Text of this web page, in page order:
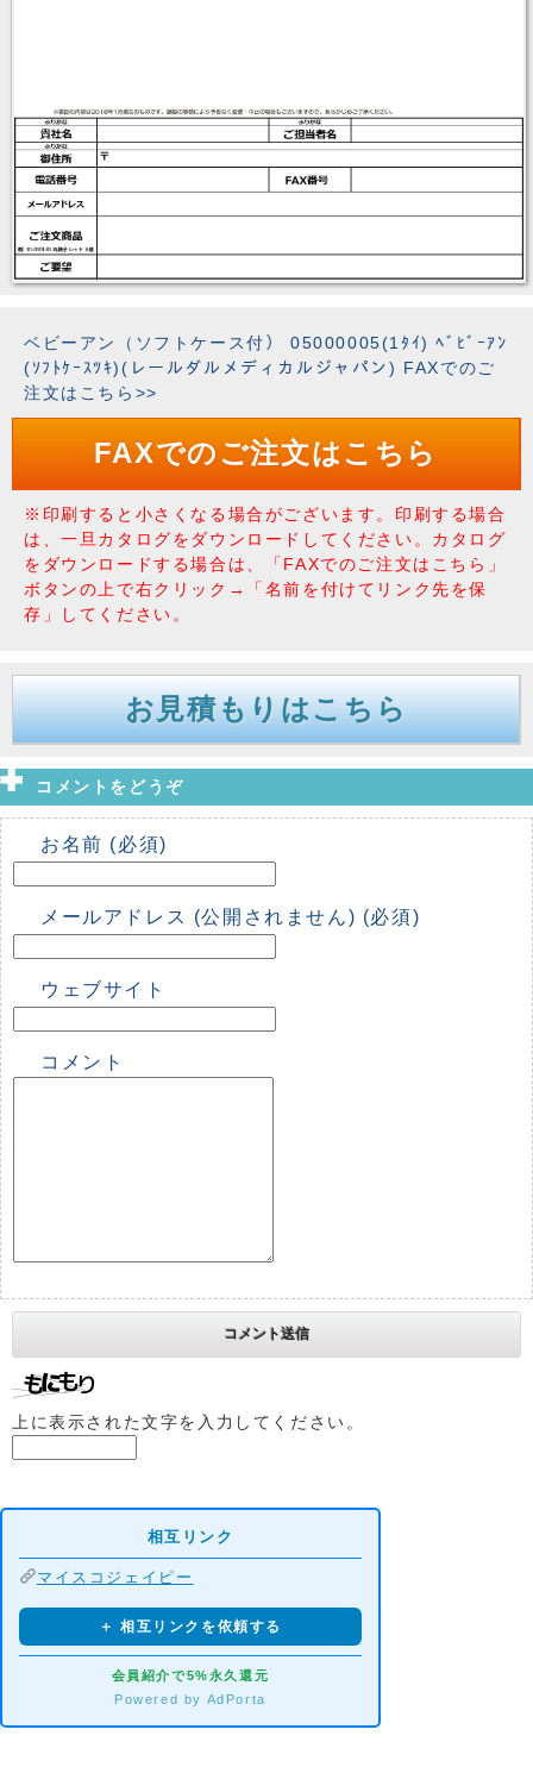
ベビーアン（ソフトケース付） 05000005(1ﾀｲ) ﾍﾞﾋﾞｰｱﾝ
(ｿﾌﾄｹｰｽﾂｷ)(レールダルメディカルジャパン) FAXでのご
注文はこちら>>
FAXでのご注文はこちら
※印刷すると小さくなる場合がございます。印刷する場合
は、一旦カタログをダウンロードしてください。カタログ
をダウンロードする場合は、「FAXでのご注文はこちら」
ボタンの上で右クリック→「名前を付けてリンク先を保
存」してください。
お見積もりはこちら
コメントをどうぞ
お名前 (必須)
メールアドレス (公開されません) (必須)
ウェブサイト
コメント
上に表示された文字を入力してください。
相互リンク
マイスコジェイピー
＋ 相互リンクを依頼する
会員紹介で5%永久還元
Powered by AdPorta